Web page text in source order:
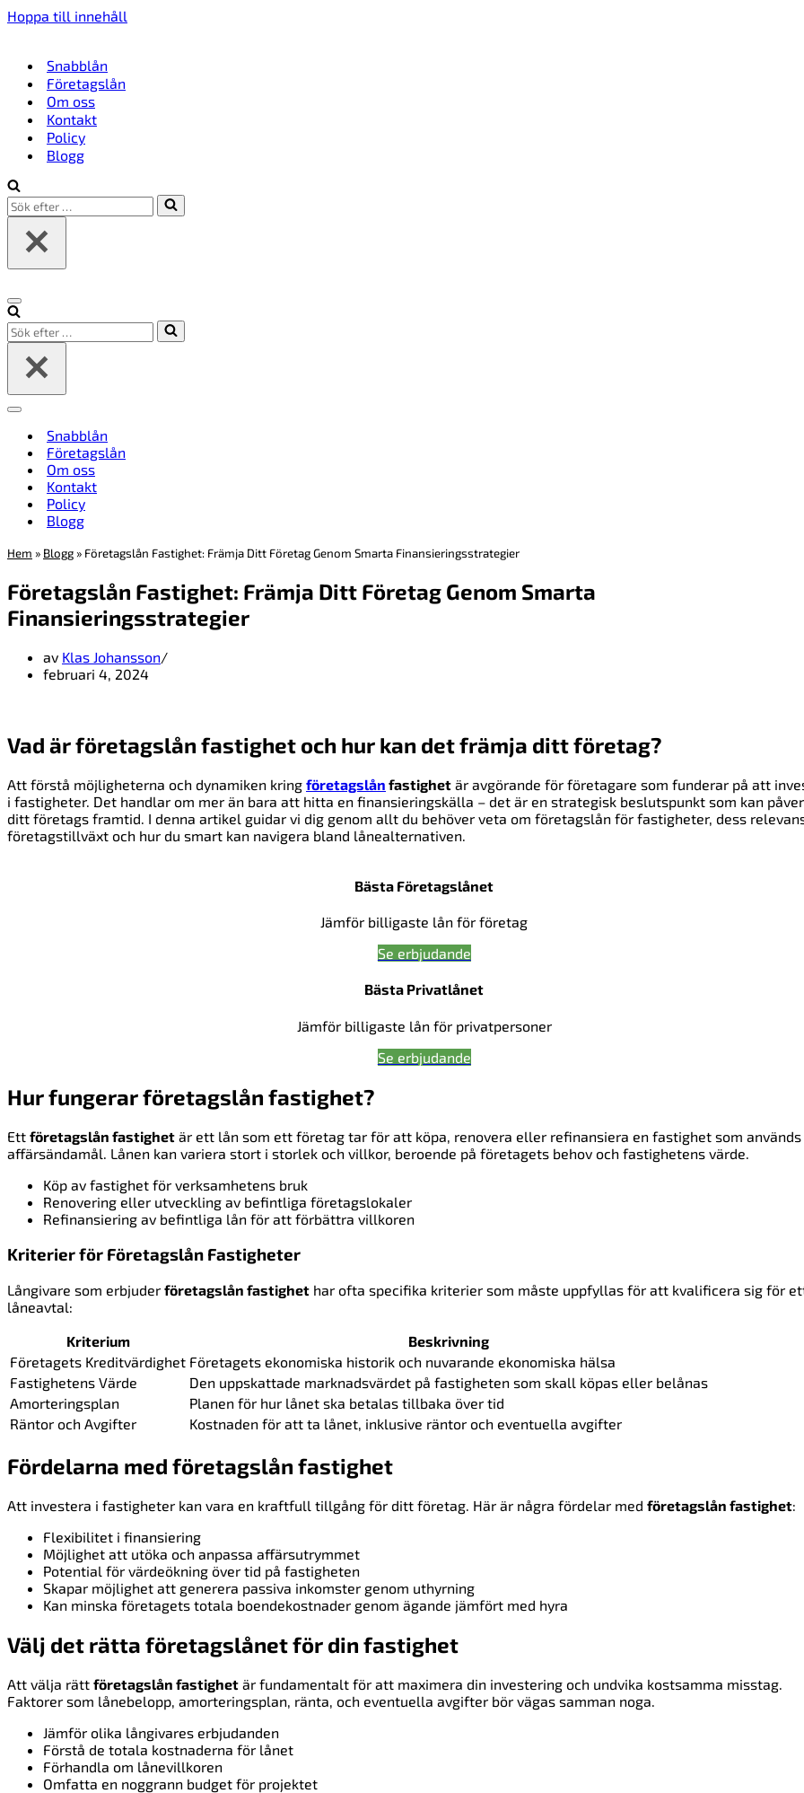
Hoppa till innehåll
Snabblån
Företagslån
Om oss
Kontakt
Policy
Blogg
Sök
efter
Navigeringsmeny
Sök
efter
Navigeringsmeny
Snabblån
Företagslån
Om oss
Kontakt
Policy
Blogg
Hem » Blogg » Företagslån Fastighet: Främja Ditt Företag Genom Smarta Finansieringsstrategier
Företagslån Fastighet: Främja Ditt Företag Genom Smarta
Finansieringsstrategier
av Klas Johansson
februari 4, 2024
Vad är företagslån fastighet och hur kan det främja ditt företag?
Att förstå möjligheterna och dynamiken kring företagslån fastighet är avgörande för företagare som funderar på att
i fastigheter. Det handlar om mer än bara att hitta en finansieringskälla – det är en strategisk beslutspunkt som kan
ditt företags framtid. I denna artikel guidar vi dig genom allt du behöver veta om företagslån för fastigheter, dess
företagstillväxt och hur du smart kan navigera bland lånealternativen.
Bästa Företagslånet
Jämför billigaste lån för företag
Se erbjudande
Bästa Privatlånet
Jämför billigaste lån för privatpersoner
Se erbjudande
Hur fungerar företagslån fastighet?
Ett företagslån fastighet är ett lån som ett företag tar för att köpa, renovera eller refinansiera en fastighet som
affärsändamål. Lånen kan variera stort i storlek och villkor, beroende på företagets behov och fastighetens värde.
Köp av fastighet för verksamhetens bruk
Renovering eller utveckling av befintliga företagslokaler
Refinansiering av befintliga lån för att förbättra villkoren
Kriterier för Företagslån Fastigheter
Långivare som erbjuder företagslån fastighet har ofta specifika kriterier som måste uppfyllas för att kvalificera sig för
låneavtal:
Kriterium
Beskrivning
Företagets Kreditvärdighet Företagets ekonomiska historik och nuvarande ekonomiska hälsa
Fastighetens Värde
Den uppskattade marknadsvärdet på fastigheten som skall köpas eller belånas
Amorteringsplan
Planen för hur lånet ska betalas tillbaka över tid
Räntor och Avgifter
Kostnaden för att ta lånet, inklusive räntor och eventuella avgifter
Fördelarna med företagslån fastighet
Att investera i fastigheter kan vara en kraftfull tillgång för ditt företag. Här är några fördelar med företagslån fastighet:
Flexibilitet i finansiering
Möjlighet att utöka och anpassa affärsutrymmet
Potential för värdeökning över tid på fastigheten
Skapar möjlighet att generera passiva inkomster genom uthyrning
Kan minska företagets totala boendekostnader genom ägande jämfört med hyra
Välj det rätta företagslånet för din fastighet
Att välja rätt företagslån fastighet är fundamentalt för att maximera din investering och undvika kostsamma misstag.
Faktorer som lånebelopp, amorteringsplan, ränta, och eventuella avgifter bör vägas samman noga.
Jämför olika långivares erbjudanden
Förstå de totala kostnaderna för lånet
Förhandla om lånevillkoren
Omfatta en noggrann budget för projektet